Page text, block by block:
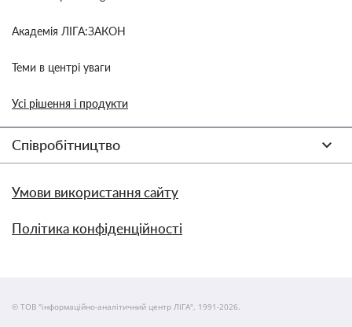
Академія ЛІГА:ЗАКОН
Теми в центрі уваги
Усі рішення і продукти
Співробітництво
Умови використання сайту
Політика конфіденційності
© ТОВ "інформаційно-аналітичний центр ЛІГА", 1991-2026.